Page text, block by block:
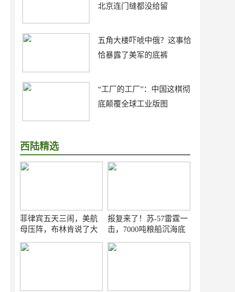
北京连门缝都没给留
五角大楼吓唬中俄？这事恰
恰暴露了美军的底裤
“工厂的工厂”：中国这棋彻
底颠覆全球工业版图
西陆精选
菲律宾五天三闹，美航
母压阵，布林肯说了大
报复来了！苏-57雷霆一
击，7000吨粮船沉海底